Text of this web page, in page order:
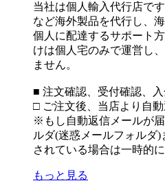
当社は個人輸入代行店で
など海外製品を代行し、
個人に配達するサポート
けは個人宅のみで運営し
ません。
■ 注文確認、受付確認、
□ ご注文後、当店より自動
※もし自動返信メールが
ルダ(迷惑メールフォルダ
されている場合は一時的
もっと見る